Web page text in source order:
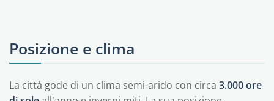
Posizione e clima
La città gode di un clima semi-arido con circa 3.000 ore